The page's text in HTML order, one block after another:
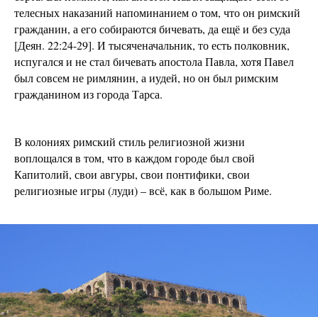
телесных наказаний напоминанием о том, что он римский
гражданин, а его собираются бичевать, да ещё и без суда
[Деян. 22:24-29]. И тысяченачальник, то есть полковник,
испугался и не стал бичевать апостола Павла, хотя Павел
был совсем не римлянин, а иудей, но он был римским
гражданином из города Тарса.
В колониях римский стиль религиозной жизни
воплощался в том, что в каждом городе был свой
Капитолий, свои авгуры, свои понтифики, свои
религиозные игры (луди) – всё, как в большом Риме.